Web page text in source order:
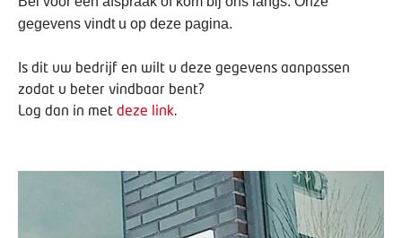
gegevens vindt u op deze pagina.
Is dit uw bedrijf en wilt u deze gegevens aanpassen
zodat u beter vindbaar bent?
Log dan in met deze link.